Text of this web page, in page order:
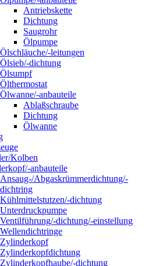
Antriebskette
Dichtung
Saugrohr
Ölpumpe
Ölschläuche/-leitungen
Ölsieb/-dichtung
Ölsumpf
Ölthermostat
Ölwanne/-anbauteile
Ablaßschraube
Dichtung
Ölwanne
Kolben
anbauteile
Ansaug-/Abgaskrümmerdichtung/-
dichtring
Kühlmittelstutzen/-dichtung
Unterdruckpumpe
Ventilführung/-dichtung/-einstellung
Wellendichtringe
Zylinderkopf
Zylinderkopfdichtung
Zylinderkopfhaube/-dichtung